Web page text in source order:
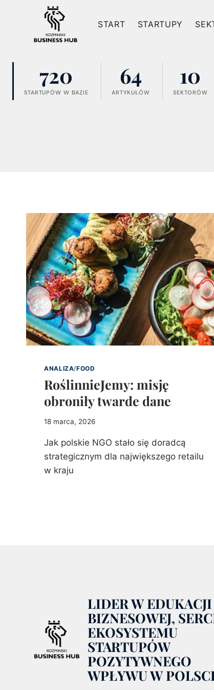
START STARTUPY
720
STARTUPÓW W BAZIE
64
ARTYKUŁÓW
10
SEKTORÓW
ANALIZA/FOOD
RoślinnieJemy: misję
obroniły twarde dane
18 marca, 2026
Jak polskie NGO stało się doradcą
strategicznym dla największego retailu
w kraju
LIDER W EDUKACJI
BIZNESOWEJ,
EKOSYSTEMU
STARTUPÓW
POZYTYWNEGO
WPŁYWU W